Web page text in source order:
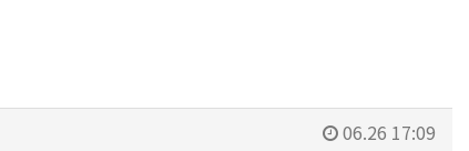
06.26 17:09